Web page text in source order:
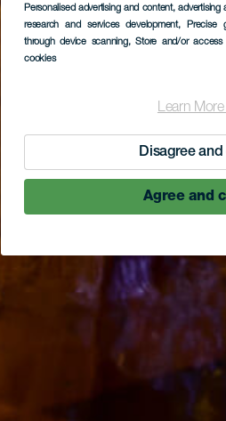
Personalised advertising and content,
research and services development, Precise
through device scanning, Store and/or access
cookies
Learn
Disagree and
Agree and